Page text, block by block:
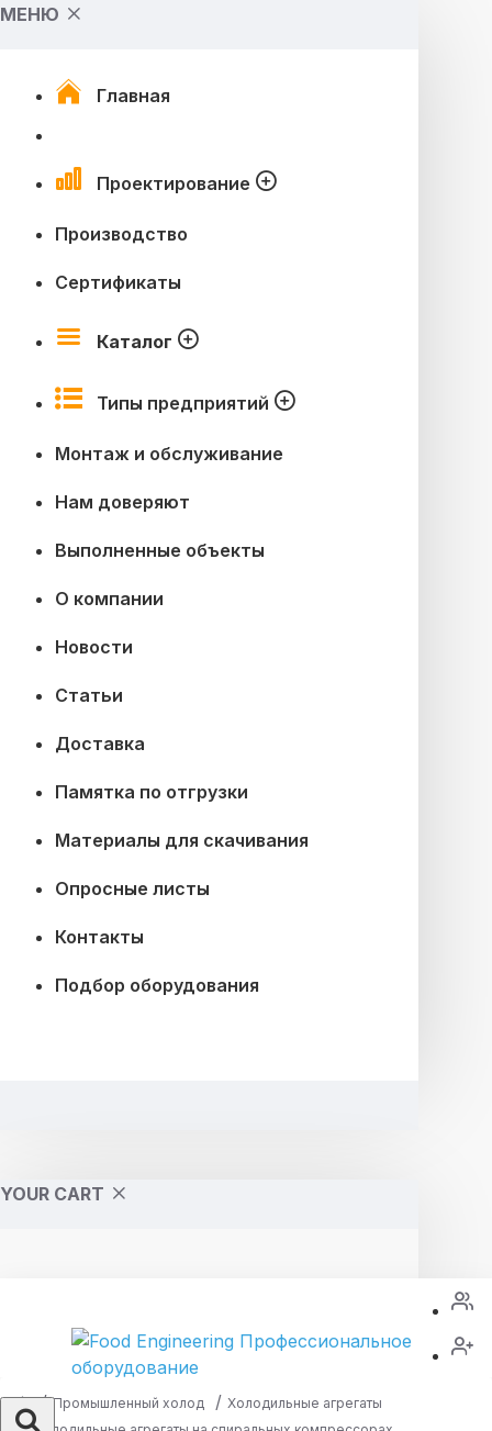
МЕНЮ
Главная
Проектирование
Производство
Сертификаты
Каталог
Типы предприятий
Монтаж и обслуживание
Нам доверяют
Выполненные объекты
О компании
Новости
Статьи
Доставка
Памятка по отгрузки
Материалы для скачивания
Опросные листы
Контакты
Подбор оборудования
YOUR CART
Промышленный холод
Холодильные агрегаты